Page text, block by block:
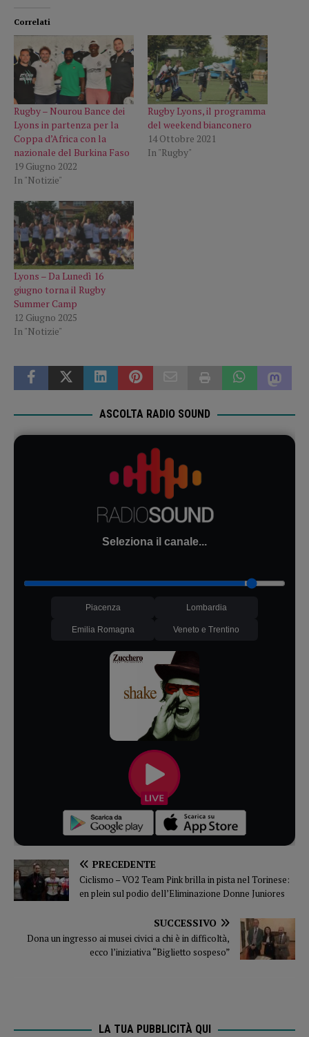
Correlati
Rugby – Nourou Bance dei
Lyons in partenza per la
Coppa d’Africa con la
nazionale del Burkina Faso
19 Giugno 2022
In "Notizie"
Rugby Lyons, il programma
del weekend bianconero
14 Ottobre 2021
In "Rugby"
Lyons – Da Lunedì 16
giugno torna il Rugby
Summer Camp
12 Giugno 2025
In "Notizie"
ASCOLTA RADIO SOUND
Seleziona il canale...
Piacenza Lombardia
Emilia Romagna Veneto e Trentino
PRECEDENTE
Ciclismo – VO2 Team Pink brilla in pista nel Torinese:
en plein sul podio dell’Eliminazione Donne Juniores
SUCCESSIVO
Dona un ingresso ai musei civici a chi è in difficoltà,
ecco l’iniziativa “Biglietto sospeso”
LA TUA PUBBLICITÀ QUI